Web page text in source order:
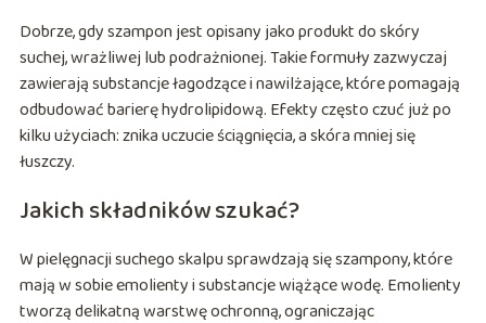
Dobrze, gdy szampon jest opisany jako produkt do skóry
suchej, wrażliwej lub podrażnionej. Takie formuły zazwyczaj
zawierają substancje łagodzące i nawilżające, które pomagają
odbudować barierę hydrolipidową. Efekty często czuć już po
kilku użyciach: znika uczucie ściągnięcia, a skóra mniej się
łuszczy.
Jakich składników szukać?
W pielęgnacji suchego skalpu sprawdzają się szampony, które
mają w sobie emolienty i substancje wiążące wodę. Emolienty
tworzą delikatną warstwę ochronną, ograniczając